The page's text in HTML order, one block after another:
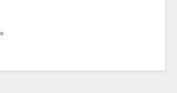
。